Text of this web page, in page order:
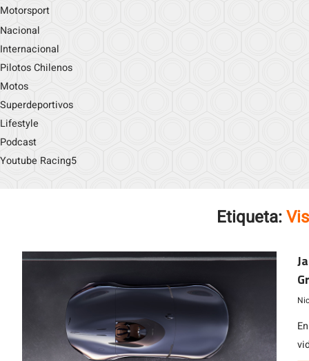
Motorsport
Nacional
Internacional
Pilotos Chilenos
Motos
Superdeportivos
Lifestyle
Podcast
Youtube Racing5
Etiqueta: